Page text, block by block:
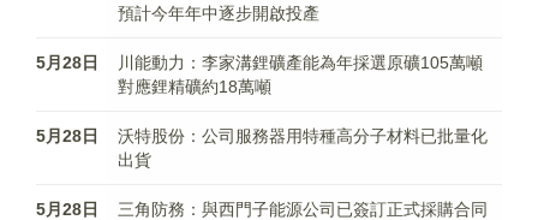
預計今年年中逐步開啟投產
5月28日
川能動力：李家溝鋰礦產能為年採選原礦105萬噸
對應鋰精礦約18萬噸
5月28日
沃特股份：公司服務器用特種高分子材料已批量化
出貨
5月28日 三角防務：與西門子能源公司已簽訂正式採購合同